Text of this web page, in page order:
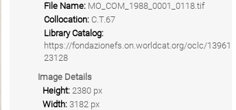
File Name: MO_COM_1988_0001_0118.tif
Collocation: C.T.67
Library Catalog:
https://fondazionefs.on.worldcat.org/oclc/13961
23128
Image Details
Height: 2380 px
Width: 3182 px